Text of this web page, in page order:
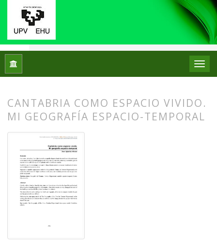
Inicio
CANTABRIA COMO ESPACIO VIVIDO.
MI GEOGRAFÍA ESPACIO-TEMPORAL